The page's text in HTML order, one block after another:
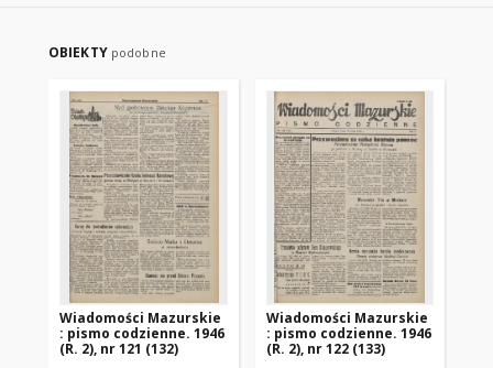
OBIEKTY podobne
Wiadomości Mazurskie
: pismo codzienne. 1946
(R. 2), nr 121 (132)
Wiadomości Mazurskie
: pismo codzienne. 1946
(R. 2), nr 122 (133)